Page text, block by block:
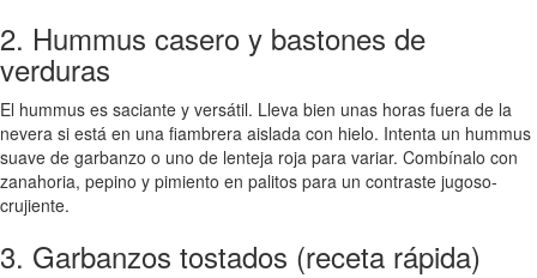
2. Hummus casero y bastones de
verduras
El hummus es saciante y versátil. Lleva bien unas horas fuera de la
nevera si está en una fiambrera aislada con hielo. Intenta un hummus
suave de garbanzo o uno de lenteja roja para variar. Combínalo con
zanahoria, pepino y pimiento en palitos para un contraste jugoso-
crujiente.
3. Garbanzos tostados (receta rápida)